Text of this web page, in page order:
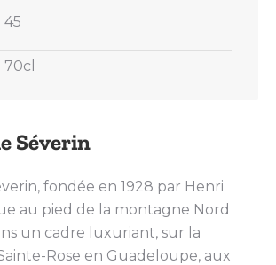
Séverin
fondée en 1928 par Henri
au pied de la montagne Nord
un cadre luxuriant, sur la
Rose en Guadeloupe, aux
45
70cl